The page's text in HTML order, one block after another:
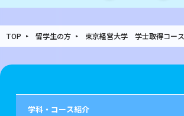
TOP 留学生の方 東京経営大学 学士取得コース
学科・コース紹介